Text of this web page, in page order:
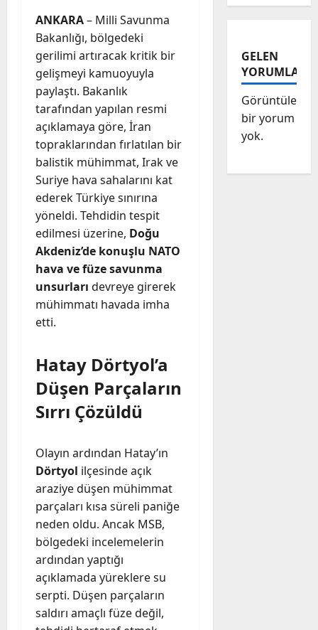
ANKARA– Milli Savunma
Bakanlığı, bölgedeki
gerilimi artıracak kritik bir
gelişmeyi kamuoyuyla
paylaştı. Bakanlık
tarafından yapılan resmi
açıklamaya göre, İran
topraklarından fırlatılan bir
balistik mühimmat, Irak ve
Suriye hava sahalarını kat
ederek Türkiye sınırına
yöneldi. Tehdidin tespit
edilmesi üzerine, Doğu
Akdeniz’de konuşlu NATO
hava ve füze savunma
unsurları devreye girerek
mühimmatı havada imha
etti.
Hatay Dörtyol’a
Düşen Parçaların
Sırrı Çözüldü
Olayın ardından Hatay’ın
Dörtyol ilçesinde açık
araziye düşen mühimmat
parçaları kısa süreli paniğe
neden oldu. Ancak MSB,
bölgedeki incelemelerin
ardından yaptığı
açıklamada yüreklere su
serpti. Düşen parçaların
saldırı amaçlı füze değil,
GELEN
YORUMLAR
bir yorum
yok.